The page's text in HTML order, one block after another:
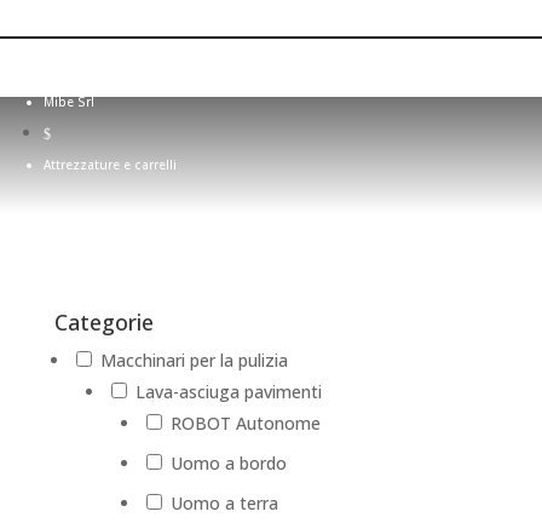
Attrezzature e carrelli
Mibe Srl
$
Attrezzature e carrelli
Categorie
Macchinari per la pulizia
Lava-asciuga pavimenti
ROBOT Autonome
Uomo a bordo
Uomo a terra